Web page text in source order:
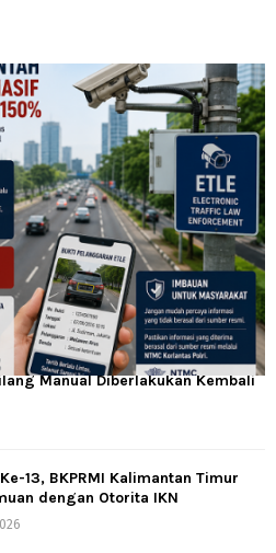
Manual Diberlakukan Kembali
13, BKPRMI Kalimantan Timur
dengan Otorita IKN